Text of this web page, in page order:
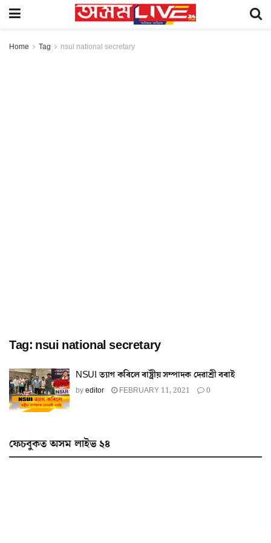
Home Tag nsui national secretary
Tag: nsui national secretary
NSUI ত্যাগ কৰিলে ৰাষ্ট্ৰীয় সম্পাদক দেৱাশ্ৰী বৰাই
byeditor FEBRUARY 11, 2021 0
ফেচবুকত অসম লাইভ ২৪